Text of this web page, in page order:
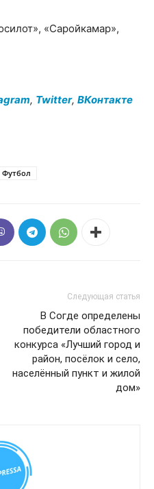
«Саройкамар»,
, Twitter, ВКонтакте
Футбол
Следующая статья
В Согде определены
победители областного
конкурса «Лучший город и
район, посёлок и село,
населённый пункт и жилой
дом»